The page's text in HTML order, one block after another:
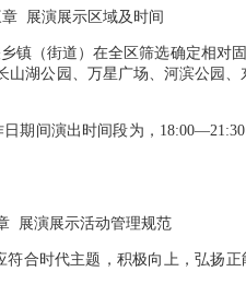
展演展示区域及时间
（街道）在全区筛选确定相对
湖公园、万星广场、河滨公园
期间演出时间段为，
展演展示活动管理规范
合时代主题，积极向上，弘扬